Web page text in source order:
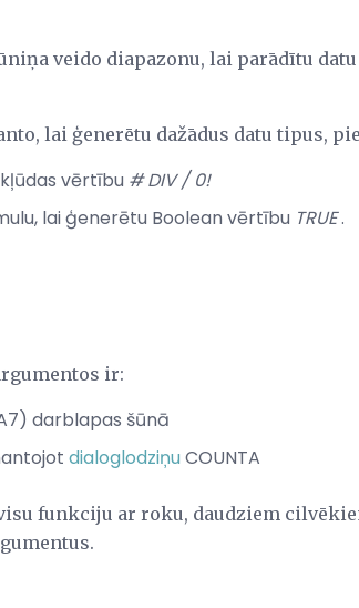
veido diapazonu, lai parādītu
lai ģenerētu dažādus datu tipus,
vērtību # DIV / 0!
lai ģenerētu Boolean vērtību TRUE.
ir:
darblapas šūnā
dialoglodziņuCOUNTA
funkciju ar roku, daudziem